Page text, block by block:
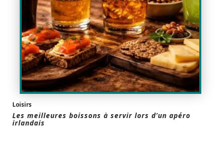
Loisirs
Les meilleures boissons à servir lors d’un apéro
irlandais